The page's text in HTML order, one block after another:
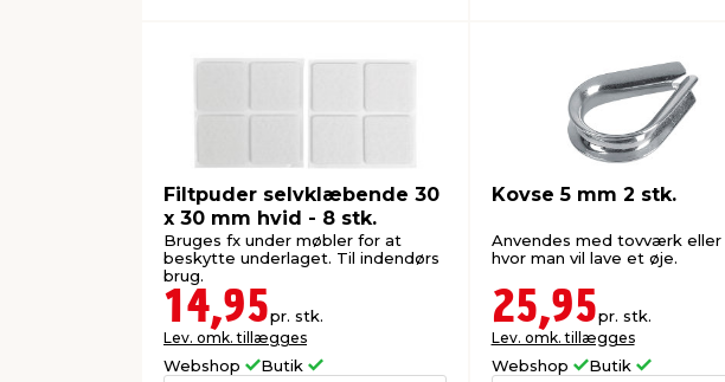
Filtpuder selvklæbende 30
x 30 mm hvid - 8 stk.
Bruges fx under møbler for at
beskytte underlaget. Til indendørs
brug.
14,95pr. stk.
Lev. omk. tillægges
Webshop Butik
Kovse 5 mm 2 stk.
Anvendes med tovværk eller
hvor man vil lave et øje.
25,95pr. stk.
Lev. omk. tillægges
Webshop Butik